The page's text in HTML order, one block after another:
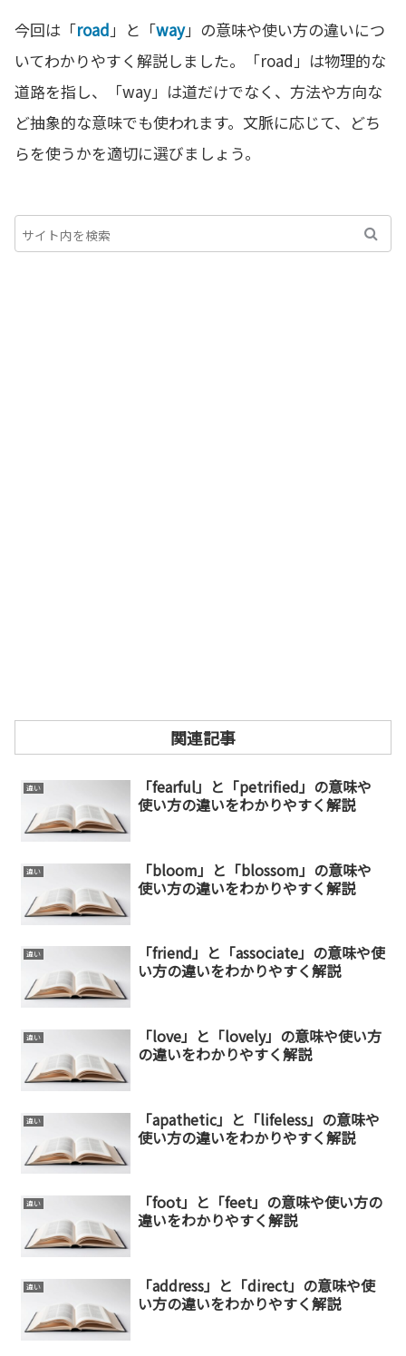
今回は「road」と「way」の意味や使い方の違いにつ
いてわかりやすく解説しました。「road」は物理的な
道路を指し、「way」は道だけでなく、方法や方向な
ど抽象的な意味でも使われます。文脈に応じて、どち
らを使うかを適切に選びましょう。
関連記事
違い
「fearful」と「petrified」の意味や
使い方の違いをわかりやすく解説
違い
「bloom」と「blossom」の意味や
使い方の違いをわかりやすく解説
違い
「friend」と「associate」の意味や使
い方の違いをわかりやすく解説
違い
「love」と「lovely」の意味や使い方
の違いをわかりやすく解説
違い
「apathetic」と「lifeless」の意味や
使い方の違いをわかりやすく解説
違い
「foot」と「feet」の意味や使い方の
違いをわかりやすく解説
違い
「address」と「direct」の意味や使
い方の違いをわかりやすく解説